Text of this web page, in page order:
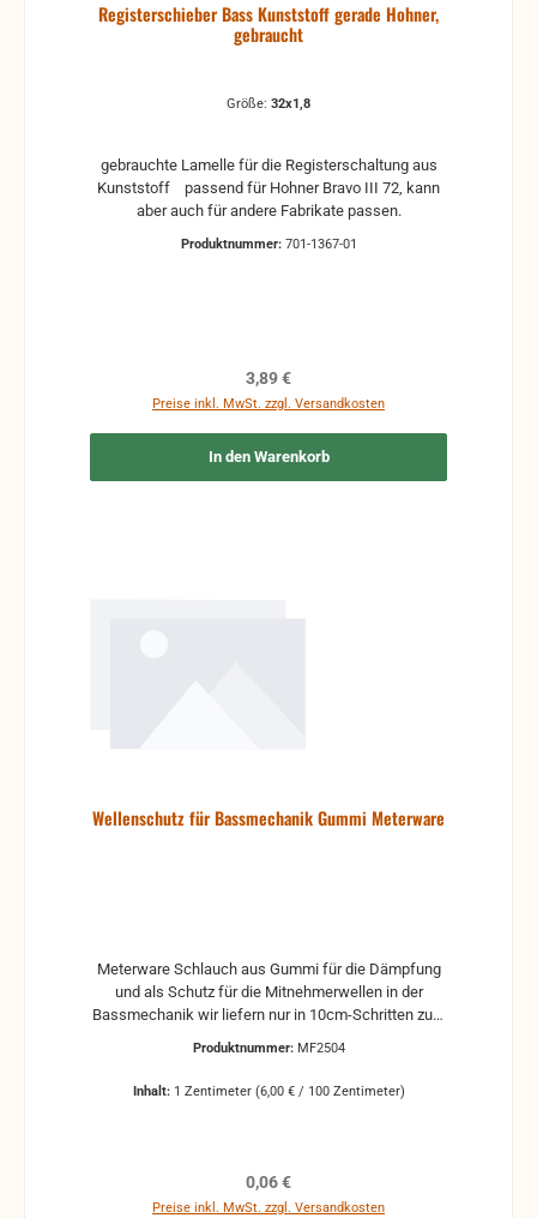
gehen auf Kosten des Käufers. bei defekten Artikel
kann die Funktion nicht mehr gewährleistet werden
Registerschieber Bass Kunststoff gerade Hohner,
gebraucht
Größe: 32x1,8
gebrauchte Lamelle für die Registerschaltung aus
Kunststoff passend für Hohner Bravo III 72, kann
aber auch für andere Fabrikate passen.
Produktnummer: 701-1367-01
Regulärer Preis:
3,89 €
Preise inkl. MwSt. zzgl. Versandkosten
In den Warenkorb
Wellenschutz für Bassmechanik Gummi Meterware
Meterware Schlauch aus Gummi für die Dämpfung
und als Schutz für die Mitnehmerwellen in der
Bassmechanik wir liefern nur in 10cm-Schritten zum
Produktnummer: MF2504
Inhalt: 1 Zentimeter (6,00 € / 100 Zentimeter)
Regulärer Preis:
0,06 €
Preise inkl. MwSt. zzgl. Versandkosten